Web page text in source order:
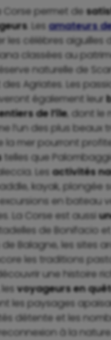
Corse permet de
. Les amateurs
les célèbres aiguilles
classées au
réserve naturelle de
Agriates. Les
également leur
de l’île, dont le
l’un des plus beaux
la mer pourront
telles que
Les activités
kayak, plongée
en bateau
La Corse est aussi
de Bonifacio
Balagne, les sites
les traditions
une histoire
voyageurs en
les paysages
détente et les
à la nature.